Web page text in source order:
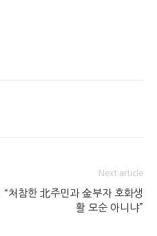
Next article
“처참한 北주민과 金부자 호화생
활 모순 아니냐”